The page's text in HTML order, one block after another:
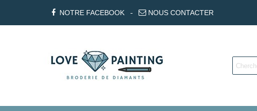
NOTRE FACEBOOK NOUS CONTACTER